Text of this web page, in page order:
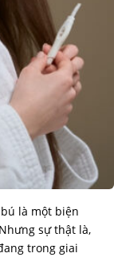
là một biện
sự thật là,
trong giai